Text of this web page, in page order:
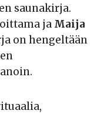
saunakirja.
ja Maija
on hengeltään